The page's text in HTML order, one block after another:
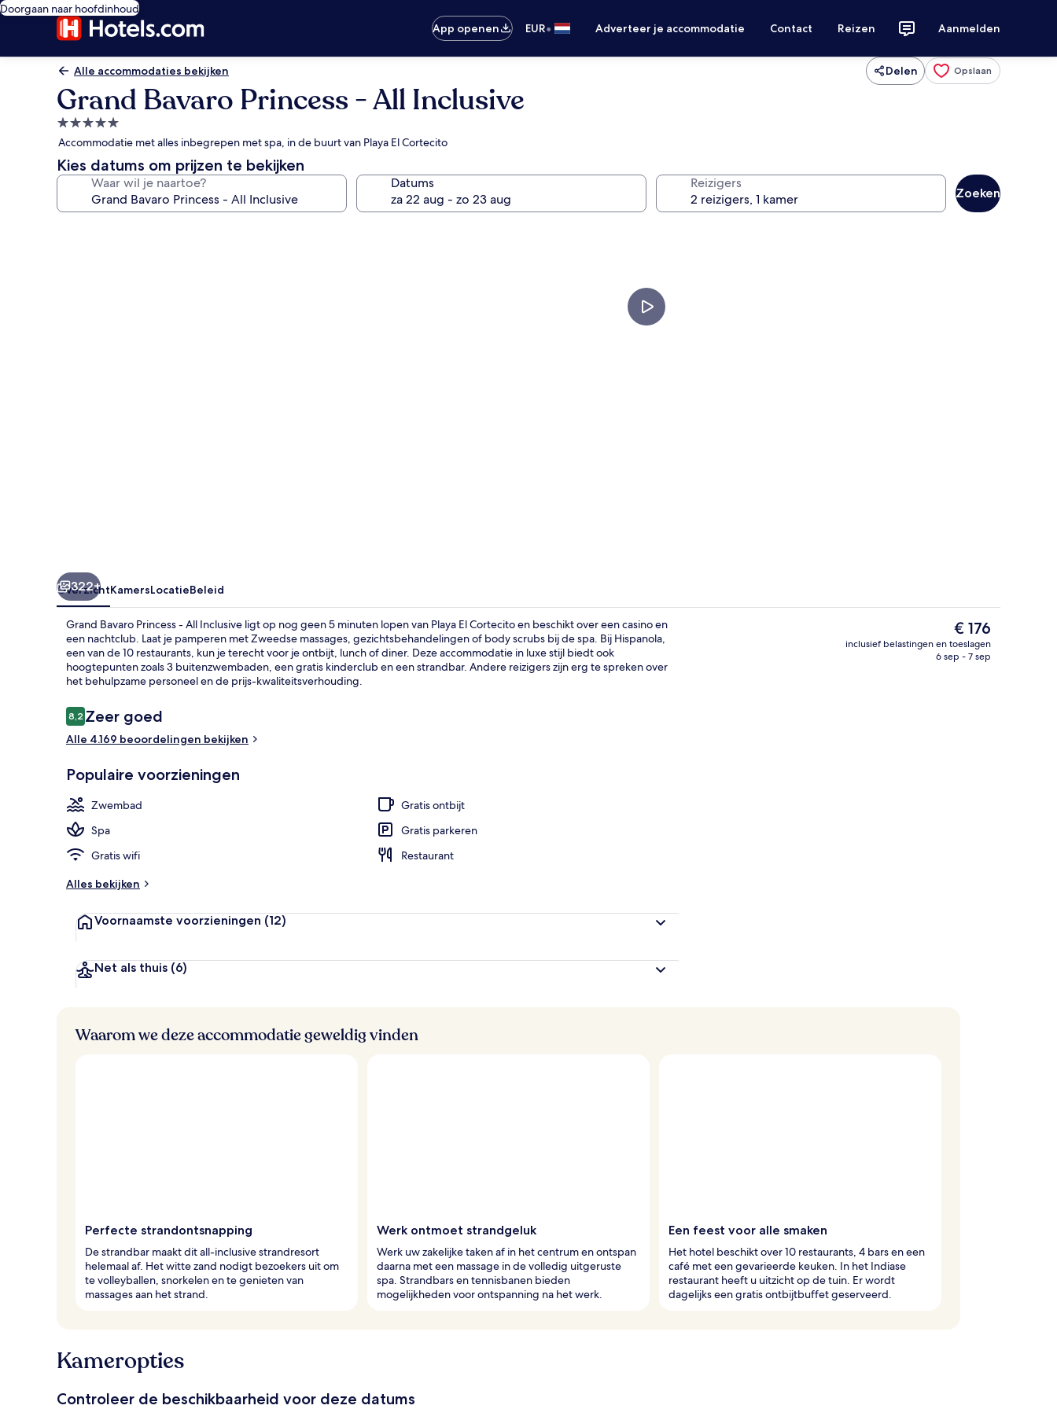
Doorgaan naar hoofdinhoud
App openen
EUR• Adverteer je accommodatie Contact Reizen Aanmelden
Alle accommodaties bekijken Delen Opslaan
Grand Bavaro Princess - All Inclusive
5.0-
sterrenaccommodatie
Accommodatie met alles inbegrepen met spa, in de buurt van Playa El Cortecito
Kies datums om prijzen te bekijken
Waar wil je naartoe? Datums Reizigers
Zoeken
Luchtfoto 10 restaurants; ze serveren er
322+
OverzichtKamersLocatieBeleid
Grand Bavaro Princess - All Inclusive ligt op nog geen 5 minuten lopen van Playa El Cortecito en beschikt over een casino en
een nachtclub. Laat je pamperen met Zweedse massages, gezichtsbehandelingen of body scrubs bij de spa. Bij Hispanola,
een van de 10 restaurants, kun je terecht voor je ontbijt, lunch of diner. Deze accommodatie in luxe stijl biedt ook
hoogtepunten zoals 3 buitenzwembaden, een gratis kinderclub en een strandbar. Andere reizigers zijn erg te spreken over
het behulpzame personeel en de prijs-kwaliteitsverhouding.
Beoordelingen
8,28,2 op 10 –
Zeer goed
Alle 4.169 beoordelingen bekijken
Populaire voorzieningen
Zwembad
Gratis ontbijt
Spa
Gratis parkeren
Gratis wifi
Restaurant
Alles bekijken
Voornaamste voorzieningen (12)
Net als thuis (6)
De
huidige
prijs
€ 176
inclusief belastingen en toeslagen
6 sep - 7 sep
Waarom we deze accommodatie geweldig vinden
Perfecte strandontsnapping
De strandbar maakt dit all-inclusive strandresort
helemaal af. Het witte zand nodigt bezoekers uit om
te volleyballen, snorkelen en te genieten van
massages aan het strand.
Werk ontmoet strandgeluk
Werk uw zakelijke taken af in het centrum en ontspan
daarna met een massage in de volledig uitgeruste
spa. Strandbars en tennisbanen bieden
mogelijkheden voor ontspanning na het werk.
Een feest voor alle smaken
Het hotel beschikt over 10 restaurants, 4 bars en een
café met een gevarieerde keuken. In het Indiase
restaurant heeft u uitzicht op de tuin. Er wordt
dagelijks een gratis ontbijtbuffet geserveerd.
Kameropties
Controleer de beschikbaarheid voor deze datums